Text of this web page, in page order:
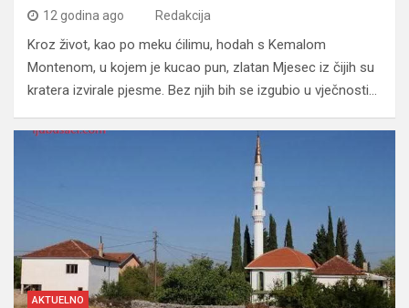
12 godina ago Redakcija
Kroz život, kao po meku ćilimu, hodah s Kemalom
Montenom, u kojem je kucao pun, zlatan Mjesec iz čijih su
kratera izvirale pjesme. Bez njih bih se izgubio u vječnosti…
AKTUELNO